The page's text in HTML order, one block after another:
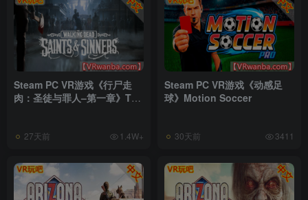
Steam PC VR游戏《行尸走
肉：圣徒与罪人–第一章》The
27天前 1.4W+
Steam PC VR游戏《动感足
球》Motion Soccer
30天前 3411